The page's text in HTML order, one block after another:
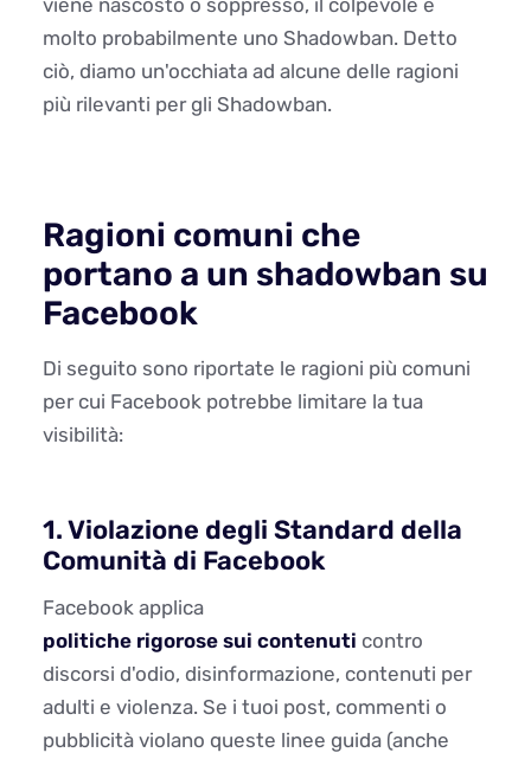
molto probabilmente uno Shadowban. Detto
ciò, diamo un'occhiata ad alcune delle ragioni
più rilevanti per gli Shadowban.
Ragioni comuni che
portano a un shadowban su
Facebook
Di seguito sono riportate le ragioni più comuni
per cui Facebook potrebbe limitare la tua
visibilità:
1. Violazione degli Standard della
Comunità di Facebook
Facebook applica
politiche rigorose sui contenuti contro
discorsi d'odio, disinformazione, contenuti per
adulti e violenza. Se i tuoi post, commenti o
pubblicità violano queste linee guida (anche